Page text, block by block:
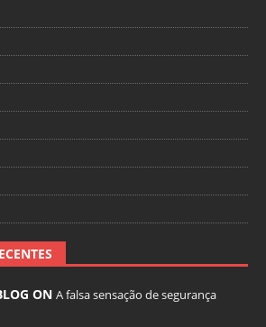
ON A falsa sensação de segurança